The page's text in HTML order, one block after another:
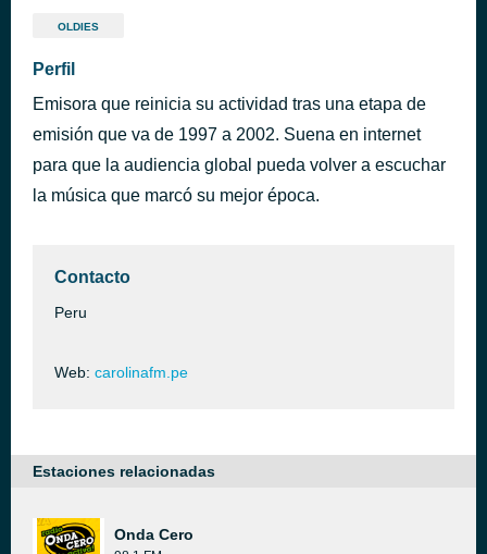
Pronta Entrega
Bizarre Love Triangle (Shep’s 12″ alternate mix)
New Order
Let's Groove
hace 48 minutos
OLDIES
Perfil
Emisora que reinicia su actividad tras una etapa de
emisión que va de 1997 a 2002. Suena en internet
para que la audiencia global pueda volver a escuchar
la música que marcó su mejor época.
Contacto
Peru
Web: carolinafm.pe
Estaciones relacionadas
Onda Cero